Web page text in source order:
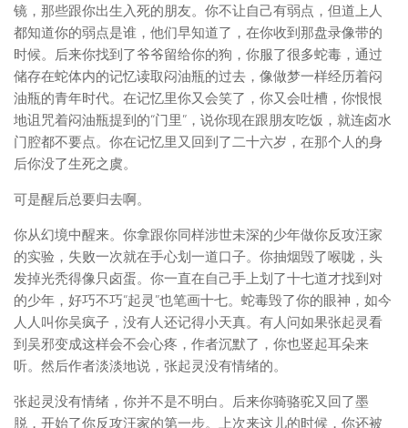
镜，那些跟你出生入死的朋友。你不让自己有弱点，但道上人
都知道你的弱点是谁，他们早知道了，在你收到那盘录像带的
时候。后来你找到了爷爷留给你的狗，你服了很多蛇毒，通过
储存在蛇体内的记忆读取闷油瓶的过去，像做梦一样经历着闷
油瓶的青年时代。在记忆里你又会笑了，你又会吐槽，你恨恨
地诅咒着闷油瓶提到的“门里”，说你现在跟朋友吃饭，就连卤水
门腔都不要点。你在记忆里又回到了二十六岁，在那个人的身
后你没了生死之虞。
可是醒后总要归去啊。
你从幻境中醒来。你拿跟你同样涉世未深的少年做你反攻汪家
的实验，失败一次就在手心划一道口子。你抽烟毁了喉咙，头
发掉光秃得像只卤蛋。你一直在自己手上划了十七道才找到对
的少年，好巧不巧“起灵”也笔画十七。蛇毒毁了你的眼神，如今
人人叫你吴疯子，没有人还记得小天真。有人问如果张起灵看
到吴邪变成这样会不会心疼，作者沉默了，你也竖起耳朵来
听。然后作者淡淡地说，张起灵没有情绪的。
张起灵没有情绪，你并不是不明白。后来你骑骆驼又回了墨
脱，开始了你反攻汪家的第一步。上次来这儿的时候，你还被